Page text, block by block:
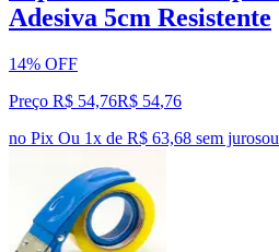
Adesiva 5cm Resistente
14% OFF
Preço R$ 54,76R$ 54,76
no Pix Ou 1x de R$ 63,68 sem jurosou